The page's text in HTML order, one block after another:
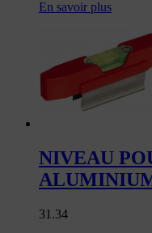
En savoir plus
NIVEAU
31.34